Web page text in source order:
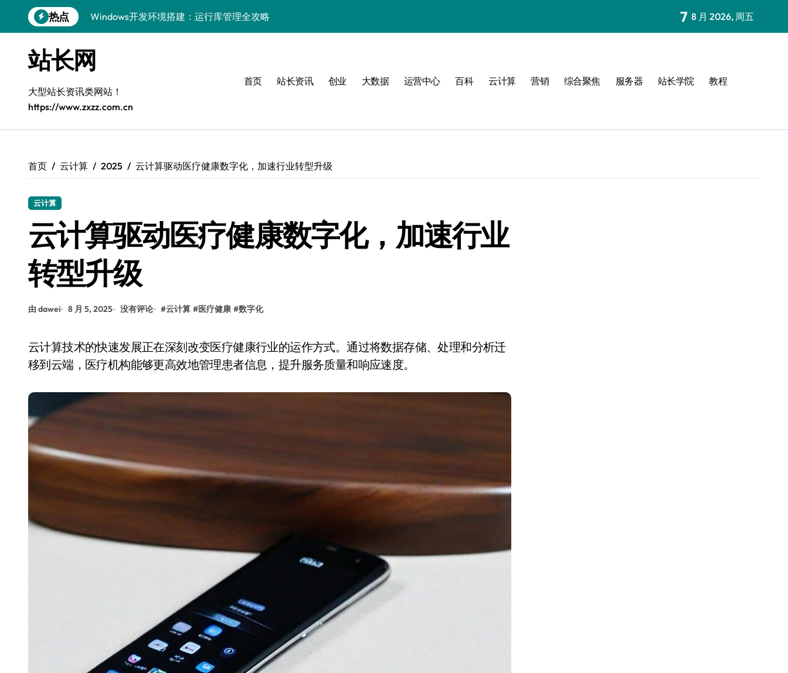
到
热点
Windows开发环境搭建：运行库管理全攻略
鸿蒙云架构下弹性计算优化探索
计算机视觉索引漏洞深度剖析与修复
弹性计算重塑云架构：降本增效实战指南
驭5G之速，铸iOS移动互联新标杆
快速定位漏洞，优化索引效率
弹性架构赋能精准计算，重塑云端体验
7 8 月 2026, 周五
站长网
大型站长资讯类网站！
https://www.zxzz.com.cn
首页 站长资讯 创业 大数据 运营中心 百科 云计算 营销 综合聚焦 服务器 站长学院 教程
首页 云计算 2025 云计算驱动医疗健康数字化，加速行业转型升级
云计算
云计算驱动医疗健康数字化，加速行业
转型升级
由 dawei 8 月 5, 2025 没有评论 #云计算 #医疗健康 #数字化
云计算技术的快速发展正在深刻改变医疗健康行业的运作方式。通过将数据存储、处理和分析迁
移到云端，医疗机构能够更高效地管理患者信息，提升服务质量和响应速度。